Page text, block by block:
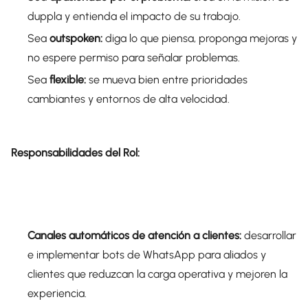
duppla y entienda el impacto de su trabajo.
Sea outspoken: diga lo que piensa, proponga mejoras y
no espere permiso para señalar problemas.
Sea flexible: se mueva bien entre prioridades
cambiantes y entornos de alta velocidad.
Responsabilidades del Rol:
Canales automáticos de atención a clientes: desarrollar
e implementar bots de WhatsApp para aliados y
clientes que reduzcan la carga operativa y mejoren la
experiencia.